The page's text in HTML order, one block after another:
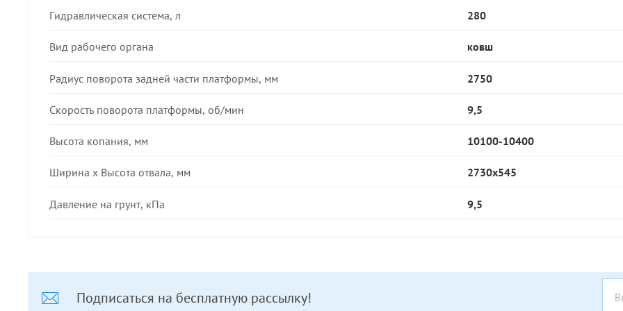
Гидравлическая система, л 280
Вид рабочего органа ковш
Радиус поворота задней части платформы, мм 2750
Скорость поворота платформы, об/мин 9,5
Высота копания, мм 10100-10400
Ширина х Высота отвала, мм 2730x545
Давление на грунт, кПа 9,5
Подписаться на бесплатную рассылку!